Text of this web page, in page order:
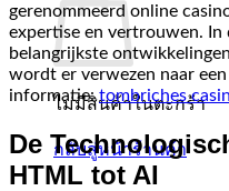
ไม่มีสินค้าในตะกร้า
กลับสู่หน้าร้านค้า
gerenommeerd online
expertise en vertrouwen.
belangrijkste
wordt er verwezen naar
informatie:tombriches
De
HTML tot AI